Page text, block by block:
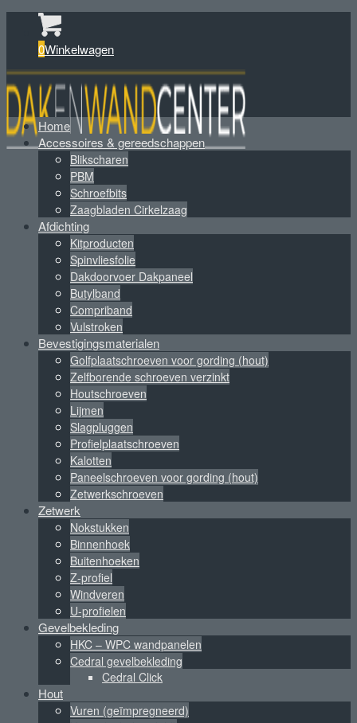
0Winkelwagen
Home
Accessoires & gereedschappen
Blikscharen
PBM
Schroefbits
Zaagbladen Cirkelzaag
Afdichting
Kitproducten
Spinvliesfolie
Dakdoorvoer Dakpaneel
Butylband
Compriband
Vulstroken
Bevestigingsmaterialen
Golfplaatschroeven voor gording (hout)
Zelfborende schroeven verzinkt
Houtschroeven
Lijmen
Slagpluggen
Profielplaatschroeven
Kalotten
Paneelschroeven voor gording (hout)
Zetwerkschroeven
Zetwerk
Nokstukken
Binnenhoek
Buitenhoeken
Z-profiel
Windveren
U-profielen
Gevelbekleding
HKC – WPC wandpanelen
Cedral gevelbekleding
Cedral Click
Hout
Vuren (geïmpregneerd)